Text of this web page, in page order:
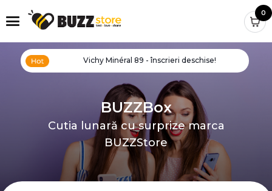
0
Vichy Minéral 89 - înscrieri deschise!
BUZZBox
Cutia lunară cu surprize marca
BUZZStore